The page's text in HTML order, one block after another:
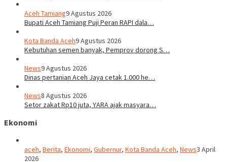
Aceh Tamiang9 Agustus 2026
Bupati Aceh Tamiang Puji Peran RAPI dala…
Kota Banda Aceh9 Agustus 2026
Kebutuhan semen banyak, Pemprov dorong S…
News9 Agustus 2026
Dinas pertanian Aceh Jaya cetak 1.000 he…
News8 Agustus 2026
Setor zakat Rp10 juta, YARA ajak masyara…
Ekonomi
aceh, Berita, Ekonomi, Gubernur, Kota Banda Aceh, News3 April
2026